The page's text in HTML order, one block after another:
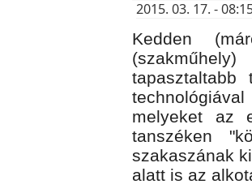
2015. 03. 17. -
Kedden
tapasztaltabb
melyeket az
tanszéken
szakaszának
alatt is az